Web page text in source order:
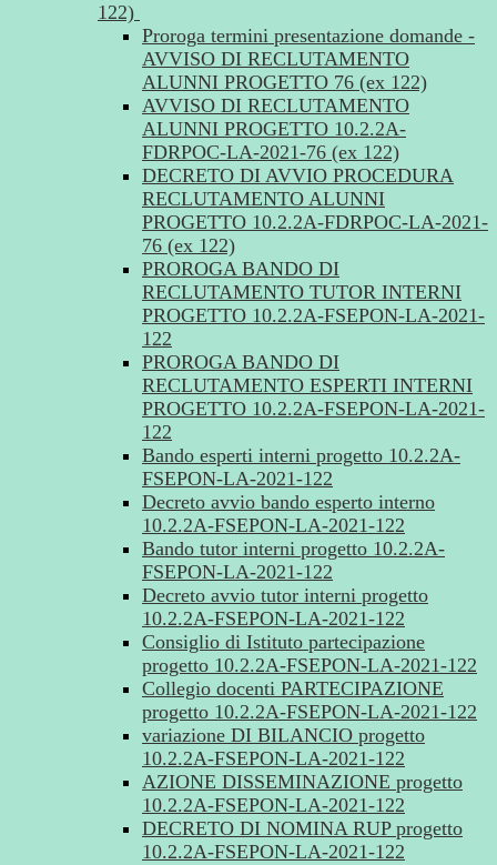
122)
Proroga termini presentazione domande -
AVVISO DI RECLUTAMENTO
ALUNNI PROGETTO 76 (ex 122)
AVVISO DI RECLUTAMENTO
ALUNNI PROGETTO 10.2.2A-
FDRPOC-LA-2021-76 (ex 122)
DECRETO DI AVVIO PROCEDURA
RECLUTAMENTO ALUNNI
PROGETTO 10.2.2A-FDRPOC-LA-2021-
76 (ex 122)
PROROGA BANDO DI
RECLUTAMENTO TUTOR INTERNI
PROGETTO 10.2.2A-FSEPON-LA-2021-
122
PROROGA BANDO DI
RECLUTAMENTO ESPERTI INTERNI
PROGETTO 10.2.2A-FSEPON-LA-2021-
122
Bando esperti interni progetto 10.2.2A-
FSEPON-LA-2021-122
Decreto avvio bando esperto interno
10.2.2A-FSEPON-LA-2021-122
Bando tutor interni progetto 10.2.2A-
FSEPON-LA-2021-122
Decreto avvio tutor interni progetto
10.2.2A-FSEPON-LA-2021-122
Consiglio di Istituto partecipazione
progetto 10.2.2A-FSEPON-LA-2021-122
Collegio docenti PARTECIPAZIONE
progetto 10.2.2A-FSEPON-LA-2021-122
variazione DI BILANCIO progetto
10.2.2A-FSEPON-LA-2021-122
AZIONE DISSEMINAZIONE progetto
10.2.2A-FSEPON-LA-2021-122
DECRETO DI NOMINA RUP progetto
10.2.2A-FSEPON-LA-2021-122